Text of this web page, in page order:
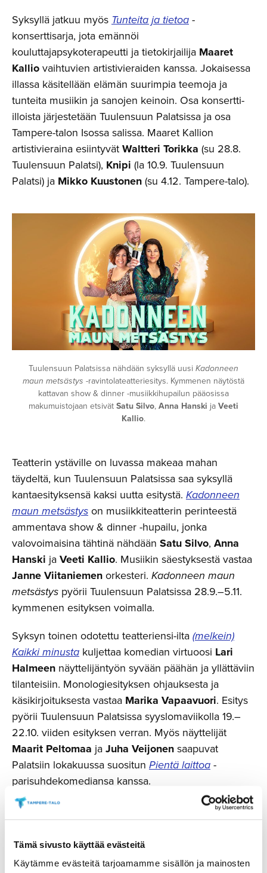
Tämä sivusto käyttää evästeitä
Käytämme evästeitä tarjoamamme sisällön ja mainosten
Syksyllä jatkuu myös Tunteita ja tietoa-
konserttisarja, jota emännöi
kouluttajapsykoterapeutti ja tietokirjailija Maaret
Kalliovaihtuvien artistivieraiden kanssa. Jokaisessa
illassa käsitellään elämän suurimpia teemoja ja
tunteita musiikin ja sanojen keinoin. Osa konsertti-
illoista järjestetään Tuulensuun Palatsissa ja osa
Tampere-talon Isossa salissa. Maaret Kallion
artistivieraina esiintyvätWaltteri Torikka (su 28.8.
Tuulensuun Palatsi), Knipi (la 10.9. Tuulensuun
Palatsi) ja Mikko Kuustonen(su 4.12. Tampere-talo).
Tuulensuun Palatsissa nähdään syksyllä uusi Kadonneen
maun metsästys -ravintolateatteriesitys. Kymmenen näytöstä
kattavan show & dinner -musiikkihupailun pääosissa
makumuistojaan etsivätSatu Silvo,Anna Hanski jaVeeti
Kallio.
Teatterin ystäville on luvassa makeaa mahan
täydeltä, kun Tuulensuun Palatsissa saa syksyllä
kantaesityksensä kaksi uutta esitystä. Kadonneen
maun metsästyson musiikkiteatterin perinteestä
ammentava show & dinner -hupailu, jonka
valovoimaisina tähtinä nähdään Satu Silvo, Anna
Hanski jaVeeti Kallio. Musiikin säestyksestä vastaa
Janne Viitaniemenorkesteri. Kadonneen maun
metsästys pyörii Tuulensuun Palatsissa 28.9.–5.11.
kymmenen esityksen voimalla.
Syksyn toinen odotettu teatteriensi-ilta(melkein)
Kaikki minusta kuljettaa komedian virtuoosi Lari
Halmeen näyttelijäntyön syvään päähän ja yllättäviin
tilanteisiin. Monologiesityksen ohjauksesta ja
käsikirjoituksesta vastaa Marika Vapaavuori. Esitys
pyörii Tuulensuun Palatsissa syyslomaviikolla 19.–
22.10. viiden esityksen verran. Myös näyttelijät
Maarit Peltomaa jaJuha Veijonensaapuvat
Palatsiin lokakuussa suositun Pientä laittoa-
parisuhdekomediansa kanssa.